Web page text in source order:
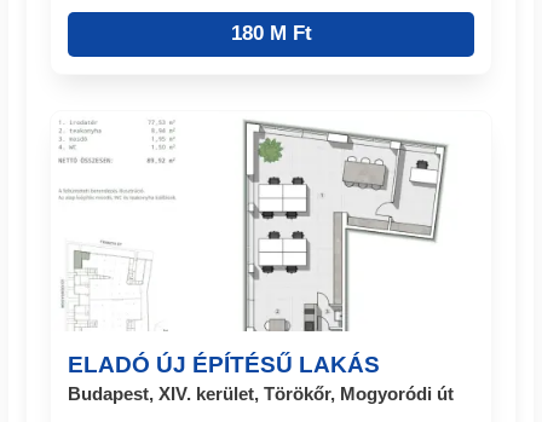
180 M Ft
ELADÓ ÚJ ÉPÍTÉSŰ LAKÁS
Budapest, XIV. kerület, Törökőr, Mogyoródi út